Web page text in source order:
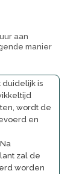
aan
manier
is
wordt de
en
zal de
worden